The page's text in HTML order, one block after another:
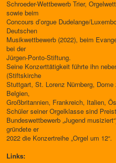
Schroeder-Wettbewerb Trier,
sowie beim
Concours d’orgue Dudelange/
Deutschen
Musikwettbewerb (2022), beim
bei der
Jürgen-Ponto-Stiftung.
Seine Konzerttätigkeit führte ihn
(Stiftskirche
Stuttgart, St. Lorenz Nürnberg,
Belgien,
Großbritannien, Frankreich, Italien,
Schüler seiner Orgelklasse sind
Bundeswettbewerb „Jugend
gründete er
2022 die Konzertreihe „Orgel um 12“.
Links: